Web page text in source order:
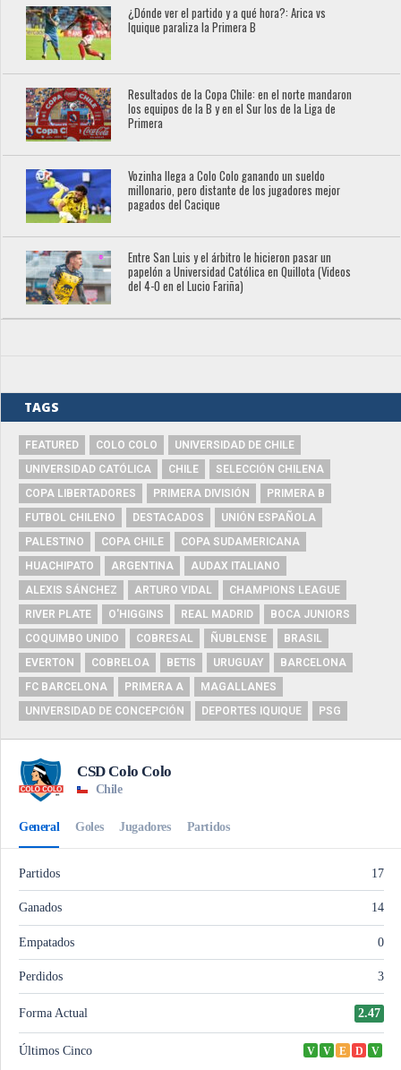
¿Dónde ver el partido y a qué hora?: Arica vs
Iquique paraliza la Primera B
Resultados de la Copa Chile: en el norte mandaron
los equipos de la B y en el Sur los de la Liga de
Primera
Vozinha llega a Colo Colo ganando un sueldo
millonario, pero distante de los jugadores mejor
pagados del Cacique
Entre San Luis y el árbitro le hicieron pasar un
papelón a Universidad Católica en Quillota (Videos
del 4-0 en el Lucio Fariña)
TAGS
FEATURED COLO COLO
UNIVERSIDAD DE CHILE
UNIVERSIDAD CATÓLICA
CHILE
SELECCIÓN CHILENA
COPA LIBERTADORES
PRIMERA DIVISIÓN
PRIMERA B
FUTBOL CHILENO
DESTACADOS
UNIÓN ESPAÑOLA
PALESTINO
COPA CHILE
COPA SUDAMERICANA
HUACHIPATO
ARGENTINA
AUDAX ITALIANO
ALEXIS SÁNCHEZ
ARTURO VIDAL
CHAMPIONS LEAGUE
RIVER PLATE
O'HIGGINS REAL MADRID
BOCA JUNIORS
COQUIMBO UNIDO
COBRESAL ÑUBLENSE
BRASIL
EVERTON
COBRELOA BETIS URUGUAY
BARCELONA
FC BARCELONA
PRIMERA A
MAGALLANES
UNIVERSIDAD DE CONCEPCIÓN
DEPORTES IQUIQUE PSG